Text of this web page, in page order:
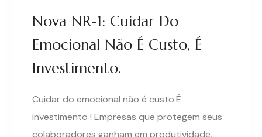
Nova NR-1: Cuidar Do
Emocional Não É Custo, É
Investimento.
Cuidar do emocional não é custo.É
investimento ! Empresas que protegem seus
colaboradores ganham em produtividade,